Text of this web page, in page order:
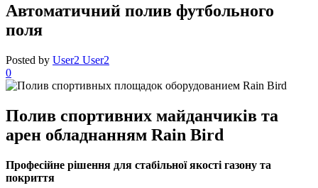
Автоматичний полив футбольного
поля
Posted by User2 User2
0
Полив спортивних майданчиків та
арен обладнанням Rain Bird
Професійне рішення для стабільної якості газону та
покриття